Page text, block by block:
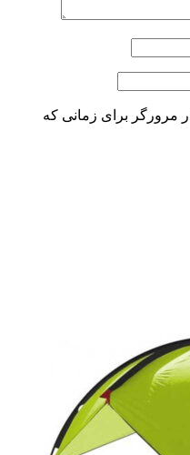
مرورگر برای زمانی که